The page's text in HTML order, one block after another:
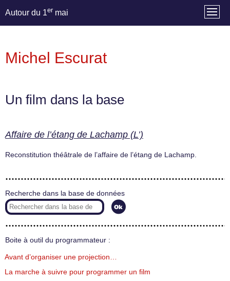
Autour du 1er mai
Michel Escurat
Un film dans la base
Affaire de l’étang de Lachamp (L’)
Reconstitution théâtrale de l’affaire de l’étang de Lachamp.
Recherche dans la base de données
Boite à outil du programmateur :
Avant d’organiser une projection…
La marche à suivre pour programmer un film